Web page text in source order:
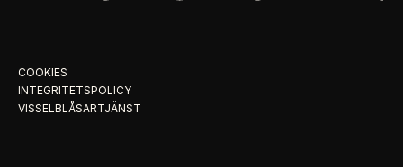
COOKIES
INTEGRITETSPOLICY
VISSELBLÅSARTJÄNST